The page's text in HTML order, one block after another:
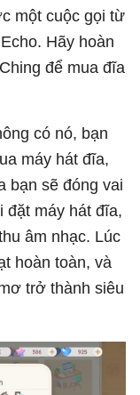
một cuộc gọi từ
Hãy hoàn
để mua đĩa
có nó, bạn
máy hát đĩa,
bạn sẽ đóng vai
đặt máy hát đĩa,
âm nhạc. Lúc
hoàn toàn, và
trở thành siêu